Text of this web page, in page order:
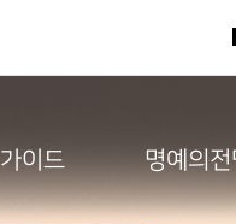
가이드 명예의